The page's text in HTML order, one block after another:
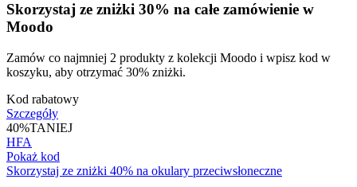
Skorzystaj ze zniżki 30% na całe zamówienie w
Moodo
Zamów co najmniej 2 produkty z kolekcji Moodo i wpisz kod w
koszyku, aby otrzymać 30% zniżki.
Kod rabatowy
Szczegóły
40%TANIEJ
HFA
Pokaż kod
Skorzystaj ze zniżki 40% na okulary przeciwsłoneczne